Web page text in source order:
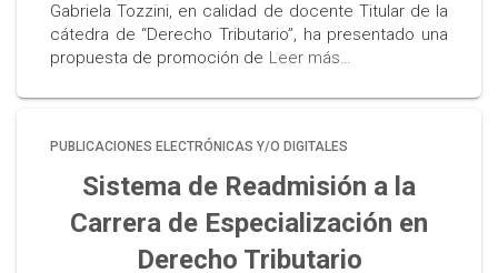
Gabriela Tozzini, en calidad de docente Titular de la
cátedra de “Derecho Tributario”, ha presentado una
propuesta de promoción de Leer más…
PUBLICACIONES ELECTRÓNICAS Y/O DIGITALES
Sistema de Readmisión a la
Carrera de Especialización en
Derecho Tributario